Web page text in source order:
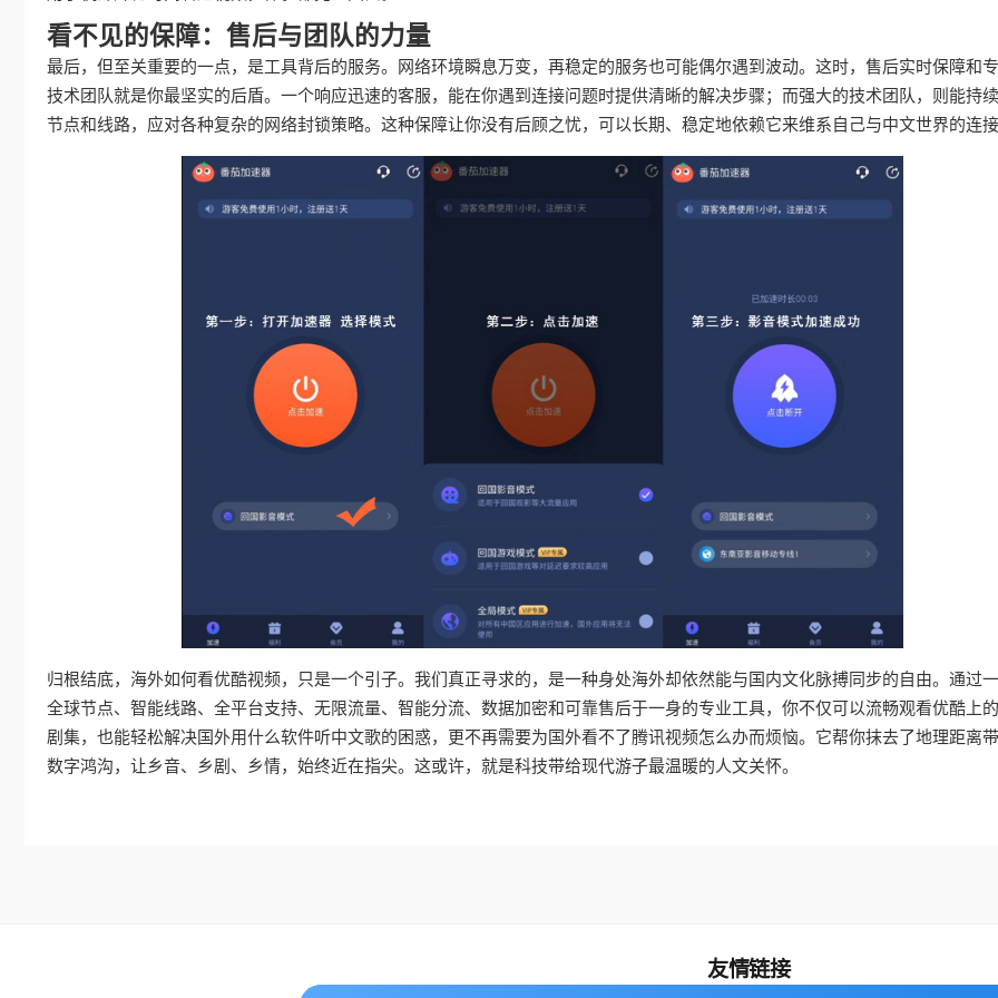
看不见的保障：售后与团队的力量
最后，但至关重要的一点，是工具背后的服务。网络环境瞬息万变，再稳定的服务也可能偶尔遇到波动。这时，售后实时保障和
技术团队就是你最坚实的后盾。一个响应迅速的客服，能在你遇到连接问题时提供清晰的解决步骤；而强大的技术团队，则能持
节点和线路，应对各种复杂的网络封锁策略。这种保障让你没有后顾之忧，可以长期、稳定地依赖它来维系自己与中文世界的连接
归根结底，海外如何看优酷视频，只是一个引子。我们真正寻求的，是一种身处海外却依然能与国内文化脉搏同步的自由。通过
全球节点、智能线路、全平台支持、无限流量、智能分流、数据加密和可靠售后于一身的专业工具，你不仅可以流畅观看优酷上
剧集，也能轻松解决国外用什么软件听中文歌的困惑，更不再需要为国外看不了腾讯视频怎么办而烦恼。它帮你抹去了地理距离
数字鸿沟，让乡音、乡剧、乡情，始终近在指尖。这或许，就是科技带给现代游子最温暖的人文关怀。
友情链接